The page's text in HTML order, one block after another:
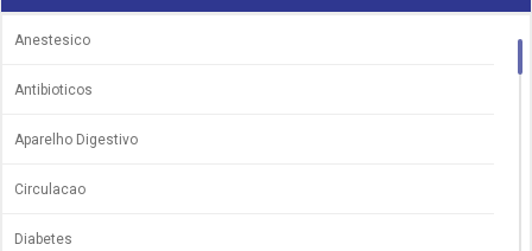
Anestesico
Antibioticos
Aparelho Digestivo
Circulacao
Diabetes